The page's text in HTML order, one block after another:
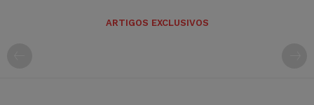
ARTIGOS EXCLUSIVOS